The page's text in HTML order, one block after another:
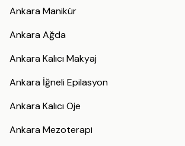
Ankara Manikür
Ankara Ağda
Ankara Kalıcı Makyaj
Ankara İğneli Epilasyon
Ankara Kalıcı Oje
Ankara Mezoterapi